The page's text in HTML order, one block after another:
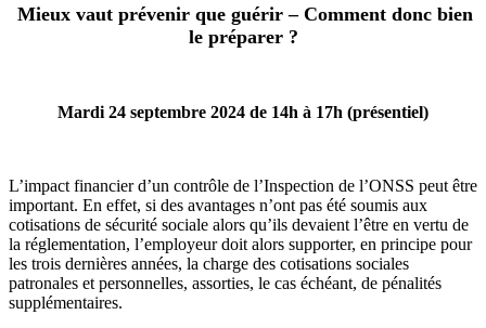
Mieux vaut prévenir que guérir – Comment donc bien
le préparer ?
Mardi 24 septembre 2024 de 14h à 17h (présentiel)
L’impact financier d’un contrôle de l’Inspection de l’ONSS peut être
important. En effet, si des avantages n’ont pas été soumis aux
cotisations de sécurité sociale alors qu’ils devaient l’être en vertu de
la réglementation, l’employeur doit alors supporter, en principe pour
les trois dernières années, la charge des cotisations sociales
patronales et personnelles, assorties, le cas échéant, de pénalités
supplémentaires.